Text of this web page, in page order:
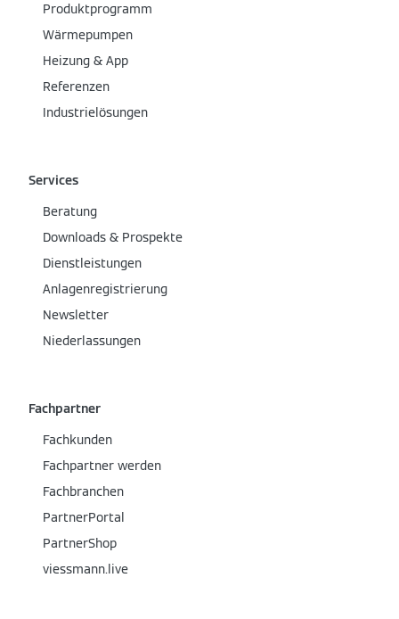
Produktprogramm
Wärmepumpen
Heizung & App
Referenzen
Industrielösungen
Services
Beratung
Downloads & Prospekte
Dienstleistungen
Anlagenregistrierung
Newsletter
Niederlassungen
Fachpartner
Fachkunden
Fachpartner werden
Fachbranchen
PartnerPortal
PartnerShop
viessmann.live